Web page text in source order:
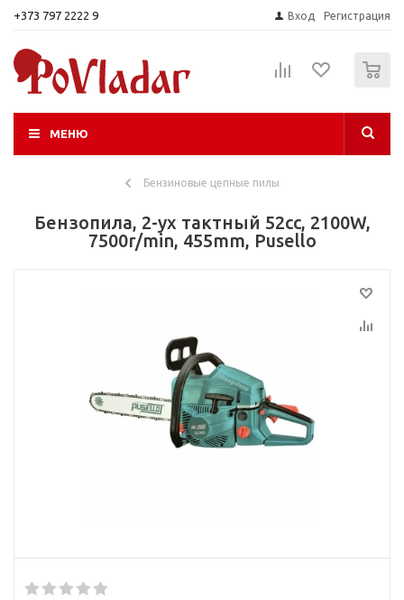
+373 797 2222 9 Вход Регистрация
МЕНЮ
Бензиновые цепные пилы
Бензопила, 2-ух тактный 52сс, 2100W,
7500r/min, 455mm, Pusello